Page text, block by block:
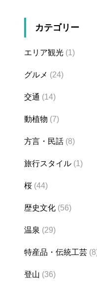
カテゴリー
エリア観光 (1)
グルメ (24)
交通 (14)
動植物 (7)
方言・民話 (8)
旅行スタイル (1)
桜 (44)
歴史文化 (56)
温泉 (29)
特産品・伝統工芸
登山 (36)